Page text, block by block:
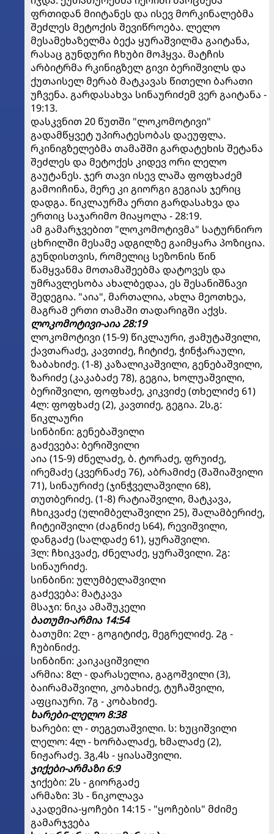
ფრთიდან მიიტანეს და ისევ მორკინალებმა
შეძლეს მეტოქის შევიწროება. ლელო
მესამეხაზელმა ბექა ყურაშვილმა გაიტანა,
რასაც გუნდური ჩხუბი მოჰყვა. მატჩის
არბიტრმა რკინიგზელ გივი ბერიშვილს და
ქუთაისელ მერაბ მატკავას წითელი ბარათი
უჩვენა. გარდასახვა სინაურიძემ ვერ გაიტანა -
19:13.
დასკვნით 20 წუთში "ლოკომოტივი"
გადამწყვეტ უპირატესობას დაეუფლა.
რკინიგზელებმა თამაშში გარდატეხის შეტანა
შეძლეს და მეტოქეს კიდევ ორი ლელო
გაუტანეს. ჯერ თავი ისევ ლაშა ფოფხაძემ
გამოიჩინა, მერე კი გიორგი გეგიას ჯერიც
დადგა. წიკლაურმა ერთი გარდასახვა და
ერთიც საჯარიმო მიაყოლა - 28:19.
ამ გამარჯვებით "ლოკომოტივმა" სატურნირო
ცხრილში მესამე ადგილზე გაიმყარა პოზიცია.
გუნდისთვის, რომელიც სეზონის წინ
წამყვანმა მოთამაშეებმა დატოვეს და
უმრავლესობა ახალბედაა, ეს შესანიშნავი
შედეგია. "აია", მართალია, ახლა მეოთხეა,
მაგრამ ერთი თამაში თადარიგში აქვს.
ლოკომოტივი-აია 28:19
ლოკომოტივი (15-9) წიკლაური, ჟამუტაშვილი,
ქავთარაძე, კავთიძე, ჩიტიძე, ჭინჭარაული,
ზაბახიძე. (1-8) კაზალიკაშვილი, გენებაშვილი,
ზარიძე (კაკაბაძე 78), გეგია, ხოლუაშვილი,
ბერიშვილი, ფოფხაძე, კიკვიძე (თხელიძე 61)
4ლ: ფოფხაძე (2), კავთიძე, გეგია. 2ს,გ:
წიკლაური
სინბინი: გენებაშვილი
გაძევება: ბერიშვილი
აია (15-9) ძნელაძე, ბ. ტორაძე, ფრუიძე,
ირემაძე (კვერნაძე 76), აბრამიძე (შაშიაშვილი
71), სინაურიძე (ჯინჭველაშვილი 68),
თუთბერიძე. (1-8) რატიაშვილი, მატკავა,
ჩხიკვაძე (ულიმბელაშვილი 25), შალამბერიძე,
ჩიტეიშვილი (ძაგნიძე ს64), რევიშვილი,
დანგაძე (სალდაძე 61), ყურაშვილი.
3ლ: ჩხიკვაძე, ძნელაძე, ყურაშვილი. 2გ:
სინაურიძე.
სინბინი: ულუმბელაშვილი
გაძევება: მატკავა
მსაჯი: ნიკა ამაშუკელი
ბათუმი-არმია 14:54
ბათუმი: 2ლ - გოგიტიძე, მეგრელიძე. 2გ -
ჩუბინიძე.
სინბინი: კაიკაციშვილი
არმია: 8ლ - დარასელია, გაგოშვილი (3),
ბაირამაშვილი, კობახიძე, ტუჩაშვილი,
აფციაური. 7გ - კობახიძე.
ხარები-ლელო 8:38
ხარები: ლ - თეგეთაშვილი. ს: ხუციშვილი
ლელო: 4ლ - ხორბალაძე, ხმალაძე (2),
ნიჟარაძე. 3გ,4ს - ყიასაშვილი.
ჯიქები-არმაზი 6:9
ჯიქები: 2ს - გიორგაძე
არმაზი: 3ს - ნიკოლავა
აკადემია-ყოჩები 14:15 - "ყოჩების" მძიმე
გამარჯვება